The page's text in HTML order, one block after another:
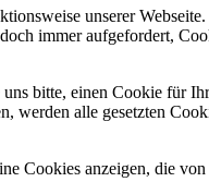
unserer
immer aufgefordert,
bitte, einen Cookie für
werden alle gesetzten
Cookies anzeigen, die